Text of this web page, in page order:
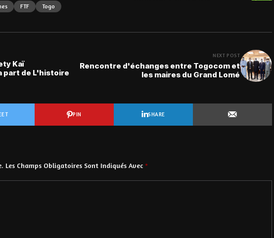
FTF Togo
Kaï
part de L'histoire
NEXT POST
Rencontre d'échanges entre Togocom et
les maires du Grand Lomé
PIN SHARE
Les Champs Obligatoires Sont Indiqués Avec *